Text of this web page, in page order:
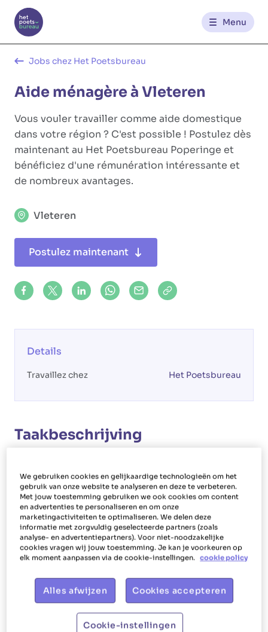
Menu
Contact
Jobs chez Het Poetsbureau
Aide ménagère à Vleteren
Vous vouler travailler comme aide domestique
dans votre région ? C'est possible ! Postulez dès
maintenant au Het Poetsbureau Poperinge et
bénéficiez d'une rémunération intéressante et
de nombreux avantages.
Share on Facebook
Share on X (formerly Twitter)
Share on LinkedIn
Share via Whatsapp
Share via Mail
Copy to clipboard
Vleteren
Postulez maintenant
Details
Travaillez chez Het Poetsbureau
Taakbeschrijving
En tant qu'aide-ménagère à Vleteren, vous allez
nettoyer des maisons privées. En plus, vous
réaliserez d'autres tâches ménagères telles que
changer les draps, préparer les lits, repasser,
nettoyer les fenêtres, laver la vaisselle, ranger la
Notre offre
Het Poetsbureau recherche des salariés
We gebruiken cookies en gelijkaardige technologieën om het
gebruik van onze website te analyseren en deze te verbeteren.
Met jouw toestemming gebruiken we ook cookies om content
en advertenties te personaliseren en om onze
marketingactiviteiten te optimaliseren. We delen deze
informatie met zorgvuldig geselecteerde partners (zoals
analyse- en advertentiepartners). Voor niet-noodzakelijke
cookies vragen wij jouw toestemming. Je kan je voorkeuren op
elk moment aanpassen via de cookie-instellingen. cookie policy
Alles afwijzen Cookies accepteren
Cookie-instellingen